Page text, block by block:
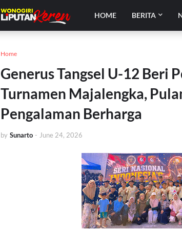
HOME BERITA
Home
Generus Tangsel U-12 Beri
Turnamen Majalengka,
Pengalaman Berharga
by Sunarto - June 24, 2026